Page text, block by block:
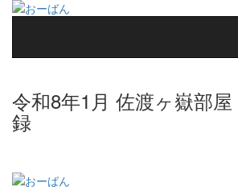
令和8年1月 佐渡ヶ嶽部
録